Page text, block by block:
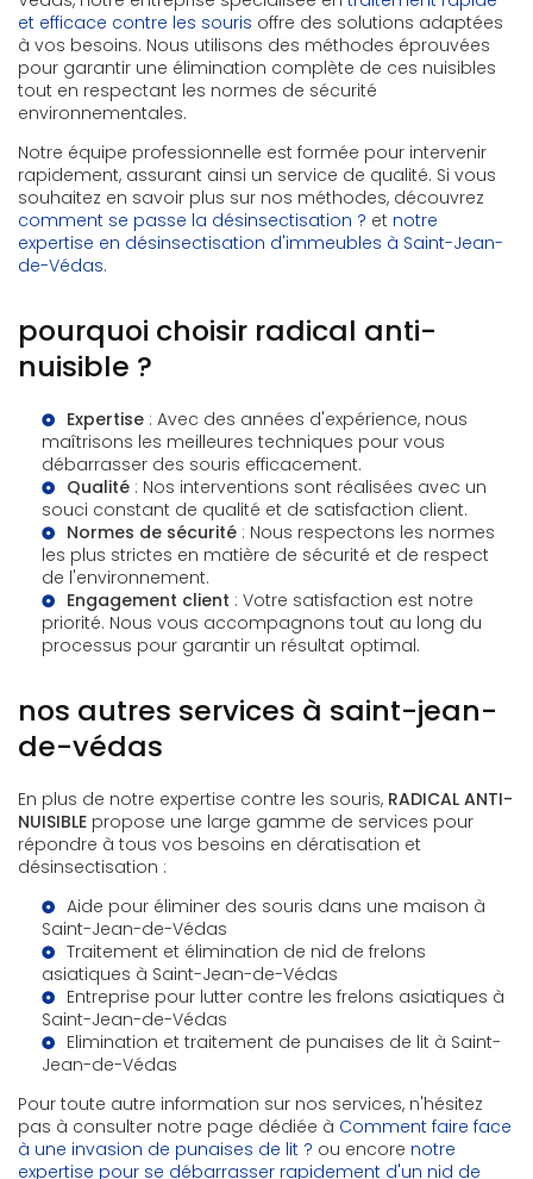
et efficace contre les souris offre des solutions adaptées
à vos besoins. Nous utilisons des méthodes éprouvées
pour garantir une élimination complète de ces nuisibles
tout en respectant les normes de sécurité
environnementales.
Notre équipe professionnelle est formée pour intervenir
rapidement, assurant ainsi un service de qualité. Si vous
souhaitez en savoir plus sur nos méthodes, découvrez
comment se passe la désinsectisation ? et notre
expertise en désinsectisation d'immeubles à Saint-Jean-
de-Védas.
pourquoi choisir radical anti-
nuisible ?
Expertise : Avec des années d'expérience, nous
maîtrisons les meilleures techniques pour vous
débarrasser des souris efficacement.
Qualité : Nos interventions sont réalisées avec un
souci constant de qualité et de satisfaction client.
Normes de sécurité : Nous respectons les normes
les plus strictes en matière de sécurité et de respect
de l'environnement.
Engagement client : Votre satisfaction est notre
priorité. Nous vous accompagnons tout au long du
processus pour garantir un résultat optimal.
nos autres services à saint-jean-
de-védas
En plus de notre expertise contre les souris, RADICAL ANTI-
NUISIBLE propose une large gamme de services pour
répondre à tous vos besoins en dératisation et
désinsectisation :
Aide pour éliminer des souris dans une maison à
Saint-Jean-de-Védas
Traitement et élimination de nid de frelons
asiatiques à Saint-Jean-de-Védas
Entreprise pour lutter contre les frelons asiatiques à
Saint-Jean-de-Védas
Elimination et traitement de punaises de lit à Saint-
Jean-de-Védas
Pour toute autre information sur nos services, n'hésitez
pas à consulter notre page dédiée à Comment faire face
à une invasion de punaises de lit ? ou encore notre
expertise pour se débarrasser rapidement d'un nid de